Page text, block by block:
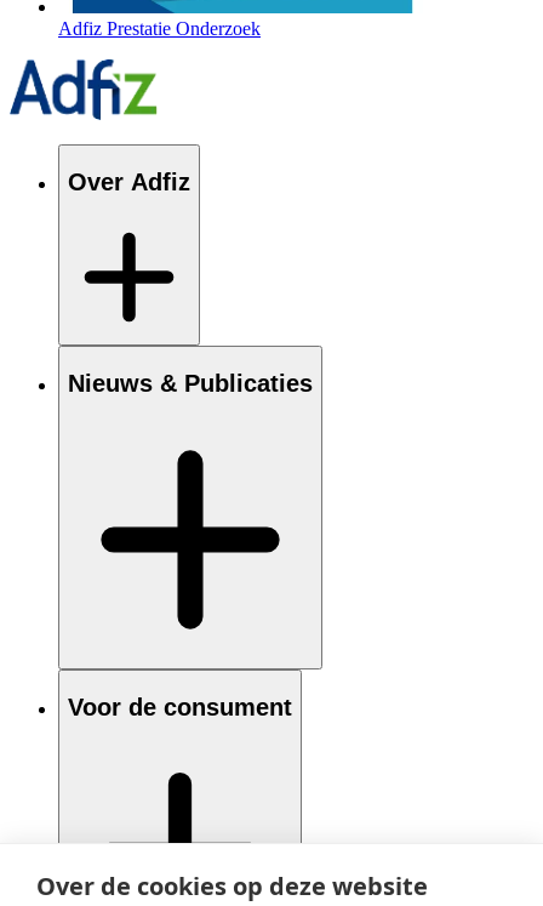
Over de cookies op deze website
Adfiz Prestatie Onderzoek
Over Adfiz
Nieuws & Publicaties
Voor de consument